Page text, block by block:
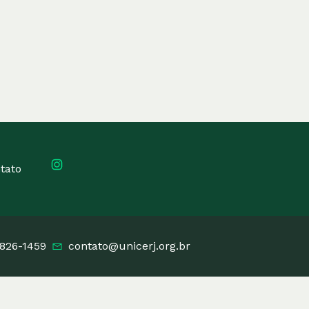
1459 contato@unicerj.org.br